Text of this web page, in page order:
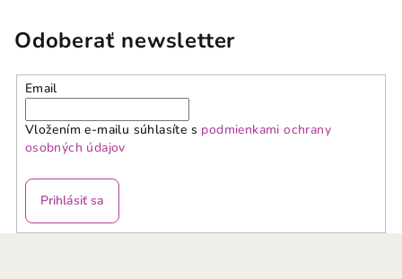
Odoberať newsletter
Email
Vložením e-mailu súhlasíte s podmienkami ochrany
osobných údajov
Prihlásiť sa